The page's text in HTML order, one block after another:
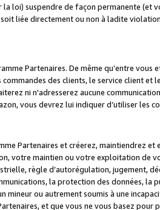
loi) suspendre de façon permanente (et
liée directement ou non à ladite
Partenaires. De même qu’entre vous
des clients, le service client et
ni n'adresserez aucune
vous devrez lui indiquer d’utiliser les
Partenaires et créerez, maintiendrez
votre maintien ou votre exploitation de
règle d’autorégulation, jugement,
la protection des données, la
ou autrement soumis à une
et que vous ne vous basez pour